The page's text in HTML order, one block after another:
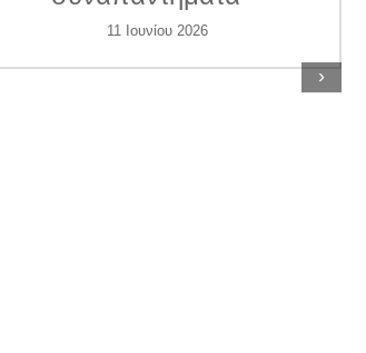
11 Ιουνίου 2026
›